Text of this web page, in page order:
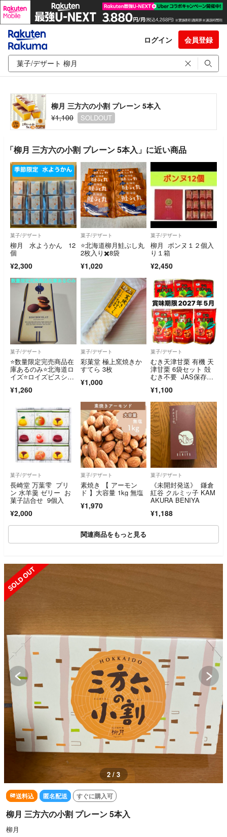
ログイン 会員登録
柳月 三方六の小割 プレーン 5本入
¥1,100
SOLDOUT
「柳月 三方六の小割 プレーン 5本入」に近い商品
菓子/デザート
柳月 水ようかん 12
個
¥2,300
菓子/デザート
⭐️北海道柳月鮭ぶし丸
2枚入り✖️8袋
¥1,020
菓子/デザート
柳月 ボンヌ１２個入
り１箱
¥2,450
菓子/デザート
⭐数量限定完売商品在
庫あるのみ⭐北海道ロ
イズ⭐ロイズビスショ
¥1,260
菓子/デザート
彩菓堂 極上窯焼きか
すてら 3枚
¥1,000
菓子/デザート
むき天津甘栗 有機 天
津甘栗 6袋セット 殻
むき不要 JAS保存
¥1,100
菓子/デザート
長崎堂 万葉雫 プリ
ン 水羊羹 ゼリー お
菓子詰合せ 9個入
¥2,000
菓子/デザート
素焼き 【 アーモン
ド 】大容量 1kg 無塩
¥1,970
菓子/デザート
《未開封発送》 鎌倉
紅谷 クルミッ子 KAM
AKURA BENIYA
¥1,188
関連商品をもっと見る
SOLD OUT
3 / 3
送料込 匿名配送 すぐに購入可
柳月 三方六の小割 プレーン 5本入
柳月